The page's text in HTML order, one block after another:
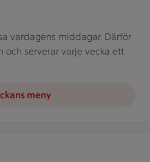
vardagens middagar. Därför
serverar varje vecka ett
meny